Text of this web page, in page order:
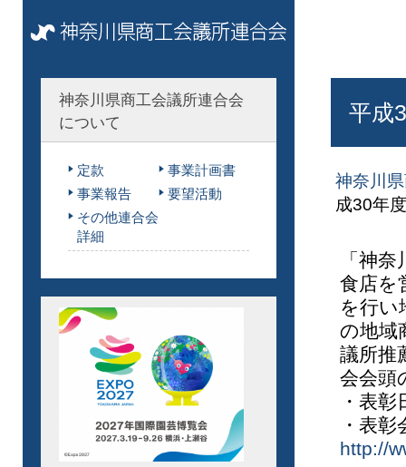
平成
神奈川
成30年
「神
食店を
を行い
の地域
議所推
会会頭
・表
・表
http://
神奈川県商工会議所連合会
について
定款
事業計画書
事業報告
要望活動
その他連合会
詳細